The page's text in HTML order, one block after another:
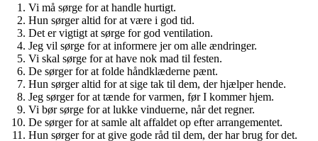
Vi må sørge for at handle hurtigt.
Hun sørger altid for at være i god tid.
Det er vigtigt at sørge for god ventilation.
Jeg vil sørge for at informere jer om alle ændringer.
Vi skal sørge for at have nok mad til festen.
De sørger for at folde håndklæderne pænt.
Hun sørger altid for at sige tak til dem, der hjælper hende.
Jeg sørger for at tænde for varmen, før I kommer hjem.
Vi bør sørge for at lukke vinduerne, når det regner.
De sørger for at samle alt affaldet op efter arrangementet.
Hun sørger for at give gode råd til dem, der har brug for det.